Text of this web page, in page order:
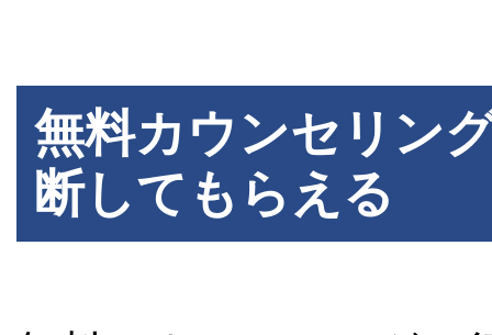
無料カウンセリン
断してもらえる